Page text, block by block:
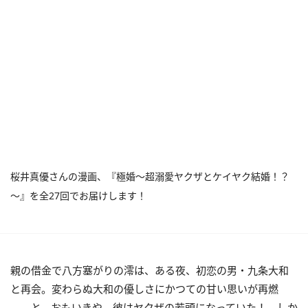
桜井真優さんの漫画、『極婚～超溺愛ヤクザとケイヤク結婚！？
～』を全27回でお届けします！
親の借金で八方塞がりの澪は、ある夜、初恋の男・九条大和
と再会。変わらぬ大和の優しさにかつての甘い思いが再燃